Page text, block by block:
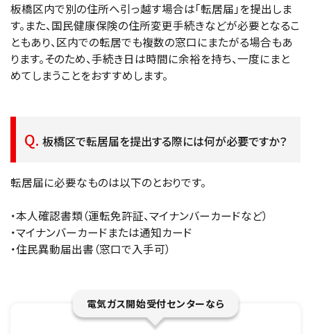
板橋区内で別の住所へ引っ越す場合は「転居届」を提出しま
す。また、国民健康保険の住所変更手続きなどが必要となるこ
ともあり、区内での転居でも複数の窓口にまたがる場合もあ
ります。そのため、手続き日は時間に余裕を持ち、一度にまと
めてしまうことをおすすめします。
板橋区で転居届を提出する際には何が必要ですか？
転居届に必要なものは以下のとおりです。
・本人確認書類（運転免許証、マイナンバーカードなど）
・マイナンバーカードまたは通知カード
・住民異動届出書（窓口で入手可）
電気ガス開始受付センターなら